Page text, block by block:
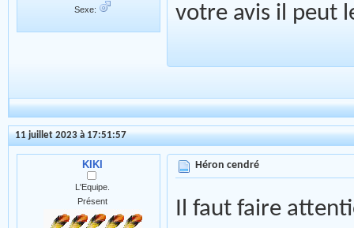
Sexe:
votre avis il peut
11 juillet 2023 à 17:51:57
KIKI
L'Equipe.
Présent
Héron cendré
Il faut faire